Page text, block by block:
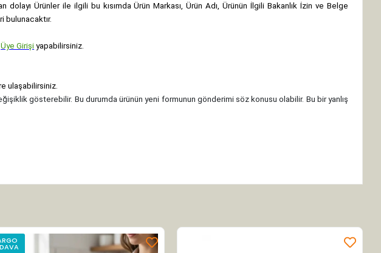
dolayı Ürünler ile ilgili bu kısımda Ürün Markası, Ürün Adı, Ürünün İlgili Bakanlık İzin ve Belge
bulunacaktır.
Üye Girişi yapabilirsiniz.
ulaşabilirsiniz.
gösterebilir. Bu durumda ürünün yeni formunun gönderimi söz konusu olabilir. Bu bir yanlış